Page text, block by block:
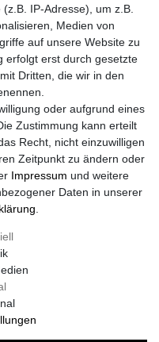
244 98 89
08:00 - 18:00
Preise aus dem Mobilfunknetz
vom Provider).
IP-Adresse), um z.B.
Medien von
auf unsere Website zu
erfolgt erst durch gesetzte
Dritten, die wir in den
oder aufgrund eines
Zustimmung kann erteilt
Recht, nicht einzuwilligen
Zeitpunkt zu ändern oder
Impressum und weitere
Daten in unserer
.